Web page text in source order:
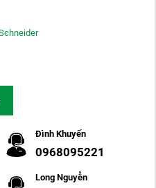
Đình Khuyến
0968095221
Long Nguyễn